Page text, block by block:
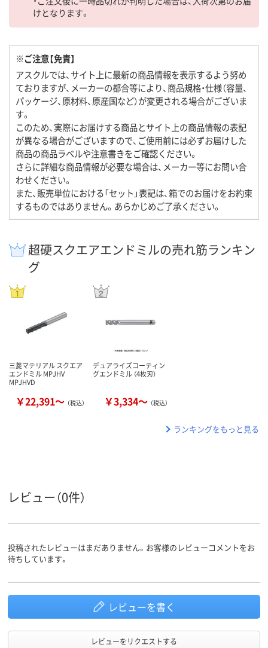
けとなります。
※ご注意【免責】
アスクルでは、サイト上に最新の商品情報を表示するよう努め
ておりますが、メーカーの都合等により、商品規格・仕様（容量、
パッケージ、原材料、原産国など）が変更される場合がございま
す。
このため、実際にお届けする商品とサイト上の商品情報の表記
が異なる場合がございますので、ご使用前には必ずお届けした
商品の商品ラベルや注意書きをご確認ください。
さらに詳細な商品情報が必要な場合は、メーカー等にお問い合
わせください。
また、販売単位における「セット」表記は、箱でのお届けをお約束
するものではありません。あらかじめご了承ください。
超硬スクエアエンドミルの売れ筋ランキン
グ
三菱マテリアル スクエア
エンドミル MPJHV
MPJHVD
￥22,391～ （税込）
デュアライズコーティン
グエンドミル （4枚刃）
￥3,334～ （税込）
ランキングをもっと見る
レビュー（0件）
投稿されたレビューはまだありません。お客様のレビューコメントをお
待ちしています。
レビューを書く
レビューをリクエストする